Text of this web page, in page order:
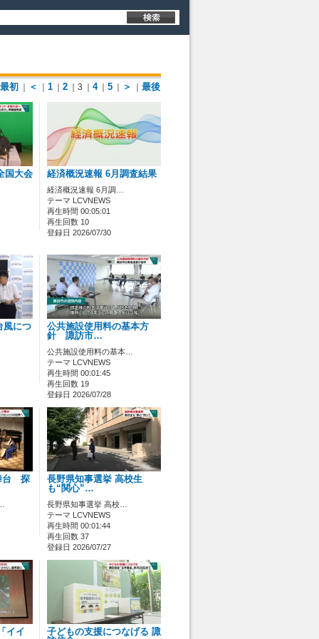
最初 ＜ 1 2 ｜3 4 5 ＞ 最後
国大会 経済概況速報 6月調査結果
経済概況速報 6月調…
テーマ LCVNEWS
再生時間 00:05:01
再生回数 10
登録日 2026/07/30
風につ
公共施設使用料の基本方
針 諏訪市…
公共施設使用料の基本…
テーマ LCVNEWS
再生時間 00:01:45
再生回数 19
登録日 2026/07/28
台 探
長野県知事選挙 高校生
も“関心”…
長野県知事選挙 高校…
テーマ LCVNEWS
再生時間 00:01:44
再生回数 37
登録日 2026/07/27
イイ
子どもの支援につなげる 諏